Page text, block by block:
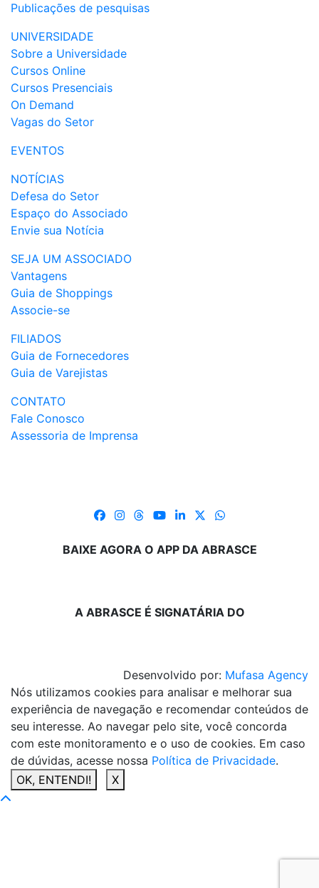
Publicações de pesquisas
UNIVERSIDADE
Sobre a Universidade
Cursos Online
Cursos Presenciais
On Demand
Vagas do Setor
EVENTOS
NOTÍCIAS
Defesa do Setor
Espaço do Associado
Envie sua Notícia
SEJA UM ASSOCIADO
Vantagens
Guia de Shoppings
Associe-se
FILIADOS
Guia de Fornecedores
Guia de Varejistas
CONTATO
Fale Conosco
Assessoria de Imprensa
BAIXE AGORA O APP DA ABRASCE
A ABRASCE É SIGNATÁRIA DO
Desenvolvido por: Mufasa Agency
Nós utilizamos cookies para analisar e melhorar sua
experiência de navegação e recomendar conteúdos de
seu interesse. Ao navegar pelo site, você concorda
com este monitoramento e o uso de cookies. Em caso
de dúvidas, acesse nossa Política de Privacidade.
OK, ENTENDI!
X